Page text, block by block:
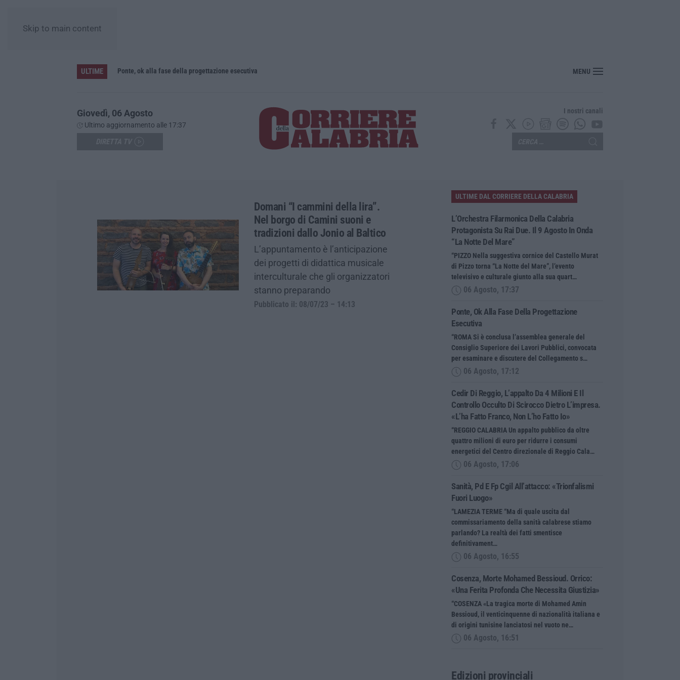
Skip to main content
ULTIME
L’Orchestra Filarmonica della Calabria protagonista su Rai Due. Il 9 Agosto in onda “La Notte del Mare” Ponte, ok alla fase della progettazione esecutiva MENU
Giovedì, 06 Agosto
Ultimo aggiornamento alle 17:37
I nostri canali
Domani “I cammini della lira”.
Nel borgo di Camini suoni e
tradizioni dallo Jonio al Baltico
L’appuntamento è l’anticipazione
dei progetti di didattica musicale
interculturale che gli organizzatori
stanno preparando
Pubblicato il: 08/07/23 – 14:13
ULTIME DAL CORRIERE DELLA CALABRIA
L’Orchestra Filarmonica Della Calabria
Protagonista Su Rai Due. Il 9 Agosto In Onda
“La Notte Del Mare”
“PIZZO Nella suggestiva cornice del Castello Murat
di Pizzo torna “La Notte del Mare”, l’evento
televisivo e culturale giunto alla sua quart…
06 Agosto, 17:37
Ponte, Ok Alla Fase Della Progettazione
Esecutiva
“ROMA Si è conclusa l’assemblea generale del
Consiglio Superiore dei Lavori Pubblici, convocata
per esaminare e discutere del Collegamento s…
06 Agosto, 17:12
Cedir Di Reggio, L’appalto Da 4 Milioni E Il
Controllo Occulto Di Scirocco Dietro L’impresa.
«L’ha Fatto Franco, Non L’ho Fatto Io»
“REGGIO CALABRIA Un appalto pubblico da oltre
quattro milioni di euro per ridurre i consumi
energetici del Centro direzionale di Reggio Cala…
06 Agosto, 17:06
Sanità, Pd E Fp Cgil All’attacco: «Trionfalismi
Fuori Luogo»
“LAMEZIA TERME “Ma di quale uscita dal
commissariamento della sanità calabrese stiamo
parlando? La realtà dei fatti smentisce
definitivament…
06 Agosto, 16:55
Cosenza, Morte Mohamed Bessioud. Orrico:
«Una Ferita Profonda Che Necessita Giustizia»
“COSENZA «La tragica morte di Mohamed Amin
Bessioud, il venticinquenne di nazionalità italiana e
di origini tunisine lanciatosi nel vuoto ne…
06 Agosto, 16:51
Edizioni provinciali